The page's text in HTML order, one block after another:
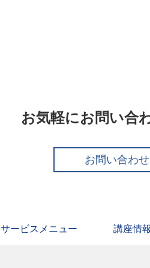
お気軽にお問い合
お問い合わせ
サービスメニュー 講座情報